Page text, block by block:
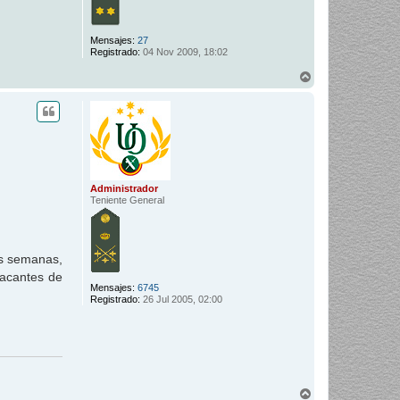
Mensajes: 27
Registrado: 04 Nov 2009, 18:02
Administrador
Teniente General
Mensajes: 6745
Registrado: 26 Jul 2005, 02:00
semanas,
de